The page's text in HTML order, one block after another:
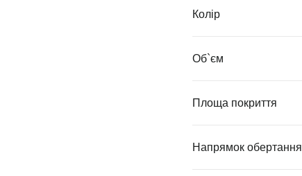
Колір
Об`єм
Площа покриття
Напрямок обертання